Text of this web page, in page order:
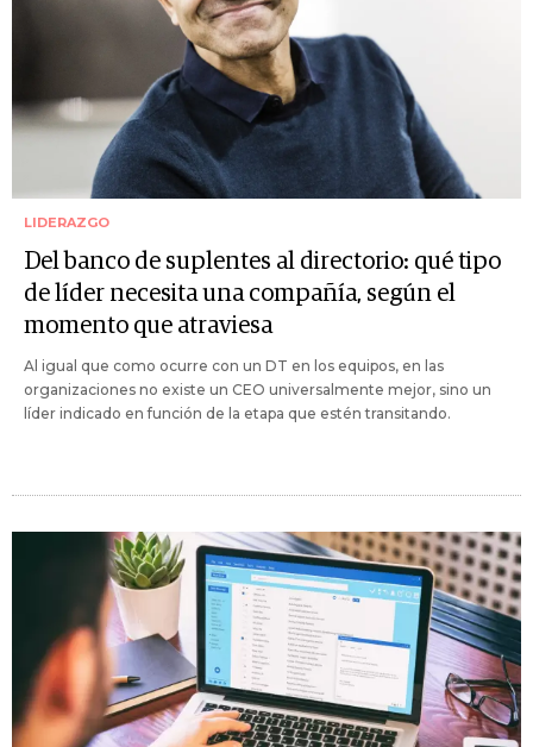
LIDERAZGO
Del banco de suplentes al directorio: qué tipo
de líder necesita una compañía, según el
momento que atraviesa
Al igual que como ocurre con un DT en los equipos, en las
organizaciones no existe un CEO universalmente mejor, sino un
líder indicado en función de la etapa que estén transitando.